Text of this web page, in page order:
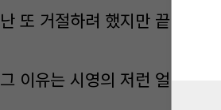
난 또 거절하려 했지만 끝내 .. 하
그 이유는 시영의 저런 얼굴을